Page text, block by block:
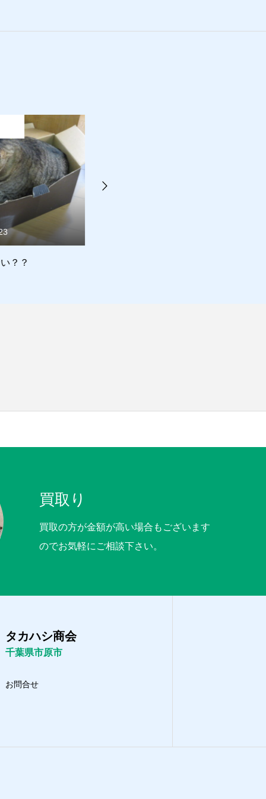
？？
買取り
買取の方が金額が高い場合もございます
のでお気軽にご相談下さい。
タカハシ商会
千葉県市原市
お問合せ